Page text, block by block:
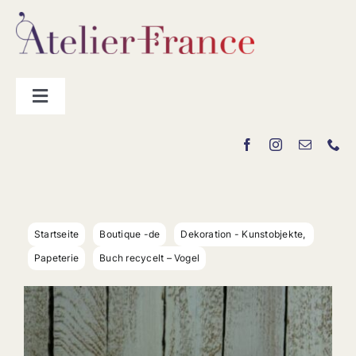
Zum
Inhalt
springen
Toggle
Kontakt
Startseite Boutique -de
Dekoration - Kunstobjekte
Papeterie
Buch recycelt – Vogel